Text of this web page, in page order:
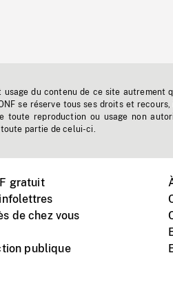
usage du contenu de ce site autrement
se réserve tous ses droits et
toute reproduction ou usage non
partie de celui-ci.
gratuit
de chez vous
publique